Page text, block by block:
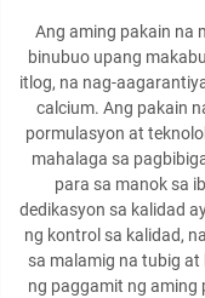
Ang aming pakain na
binubuo upang
itlog, na nag-
calcium. Ang pakain
pormulasyon at
mahalaga sa
para sa manok sa
dedikasyon sa kalidad
ng kontrol sa kalidad,
sa malamig na tubig
ng paggamit ng aming